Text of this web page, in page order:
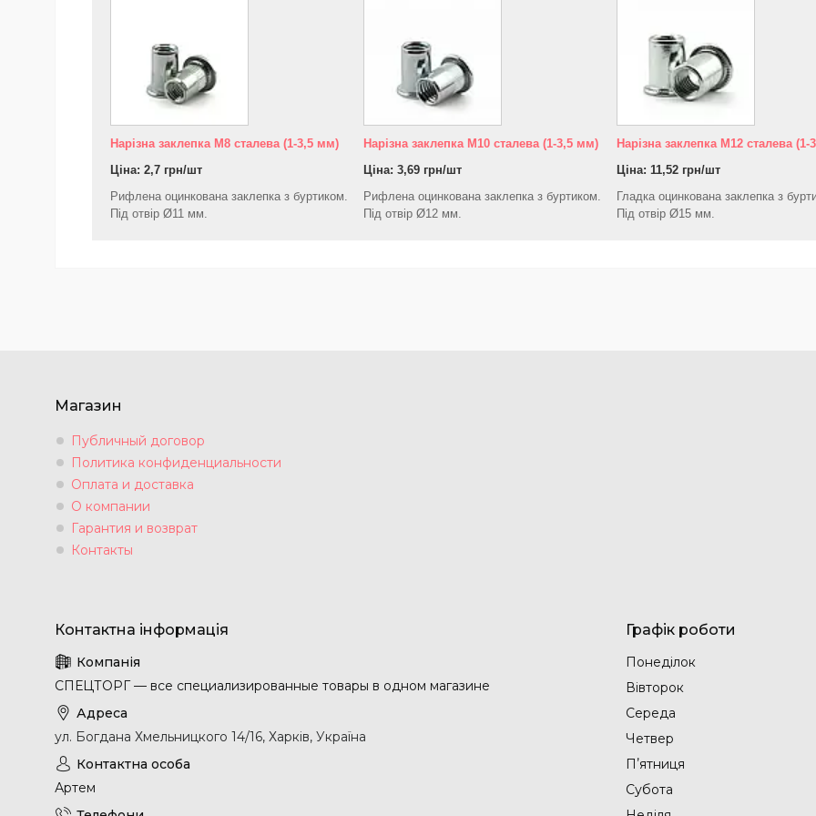
Нарізна заклепка М8 сталева (1-3,5 мм)
Ціна: 2,7 грн/шт
Рифлена оцинкована заклепка з буртиком.
Під отвір Ø11 мм.
Нарізна заклепка М10 сталева (1-3,5 мм)
Ціна: 3,69 грн/шт
Рифлена оцинкована заклепка з буртиком.
Під отвір Ø12 мм.
Нарізна заклепка М12 сталева
Ціна: 11,52 грн/шт
Гладка оцинкована заклепка з
Під отвір Ø15 мм.
Магазин
Публичный договор
Политика конфиденциальности
Оплата и доставка
О компании
Гарантия и возврат
Контакты
СПЕЦТОРГ — все специализированные товары в одном магазине
ул. Богдана Хмельницкого 14/16, Харків, Україна
Артем
Графік роботи
Понеділок
Вівторок
Середа
Четвер
Пʼятниця
Субота